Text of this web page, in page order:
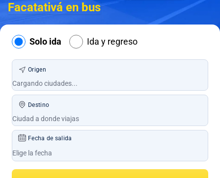
Facatativá en bus
Solo ida Ida y regreso
Origen
Destino
Fecha de salida